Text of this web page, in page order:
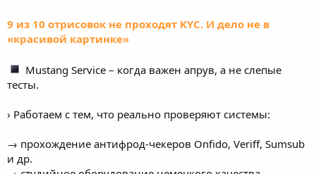
9 из 10 отрисовок не проходят KYC. И дело не в
«красивой картинке»
Mustang Service – когда важен апрув, а не слепые
тесты.
› Работаем с тем, что реально проверяют системы:
→ прохождение антифрод-чекеров Onfido, Veriff, Sumsub
и др.